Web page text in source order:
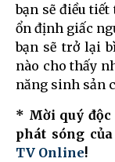
bạn sẽ điều
ổn định giấc
bạn sẽ trở lại
nào cho thấy
năng sinh sản
* Mời quý
phát sóng
TV Online!